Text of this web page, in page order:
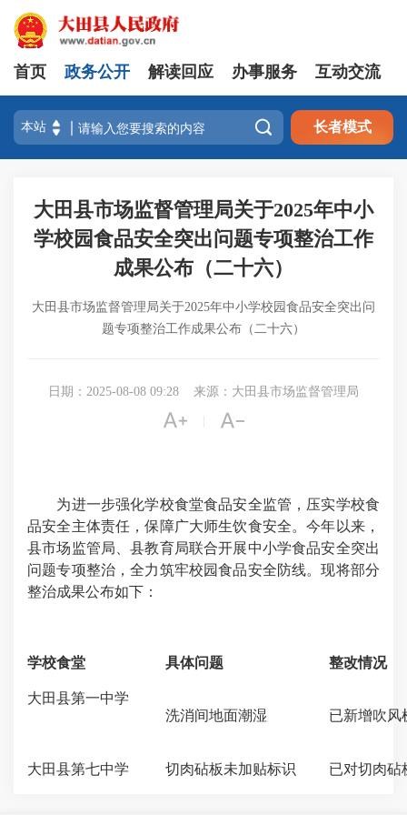
首页 政务公开 解读回应 办事服务 互动交流
 长者模式
大田县市场监督管理局关于2025年中小
学校园食品安全突出问题专项整治工作
成果公布（二十六）
大田县市场监督管理局关于2025年中小学校园食品安全突出问
题专项整治工作成果公布（二十六）
日期：2025-08-08 09:28 来源：大田县市场监督管理局
 
为进一步强化学校食堂食品安全监管，压实学校食
品安全主体责任，保障广大师生饮食安全。今年以来，
县市场监管局、县教育局联合开展中小学食品安全突出
问题专项整治，全力筑牢校园食品安全防线。现将部分
整治成果公布如下：
学校食堂 具体问题 整改情况
大田县第一中学
洗消间地面潮湿
已新增吹风
大田县第七中学 切肉砧板未加贴标识 已对切肉砧